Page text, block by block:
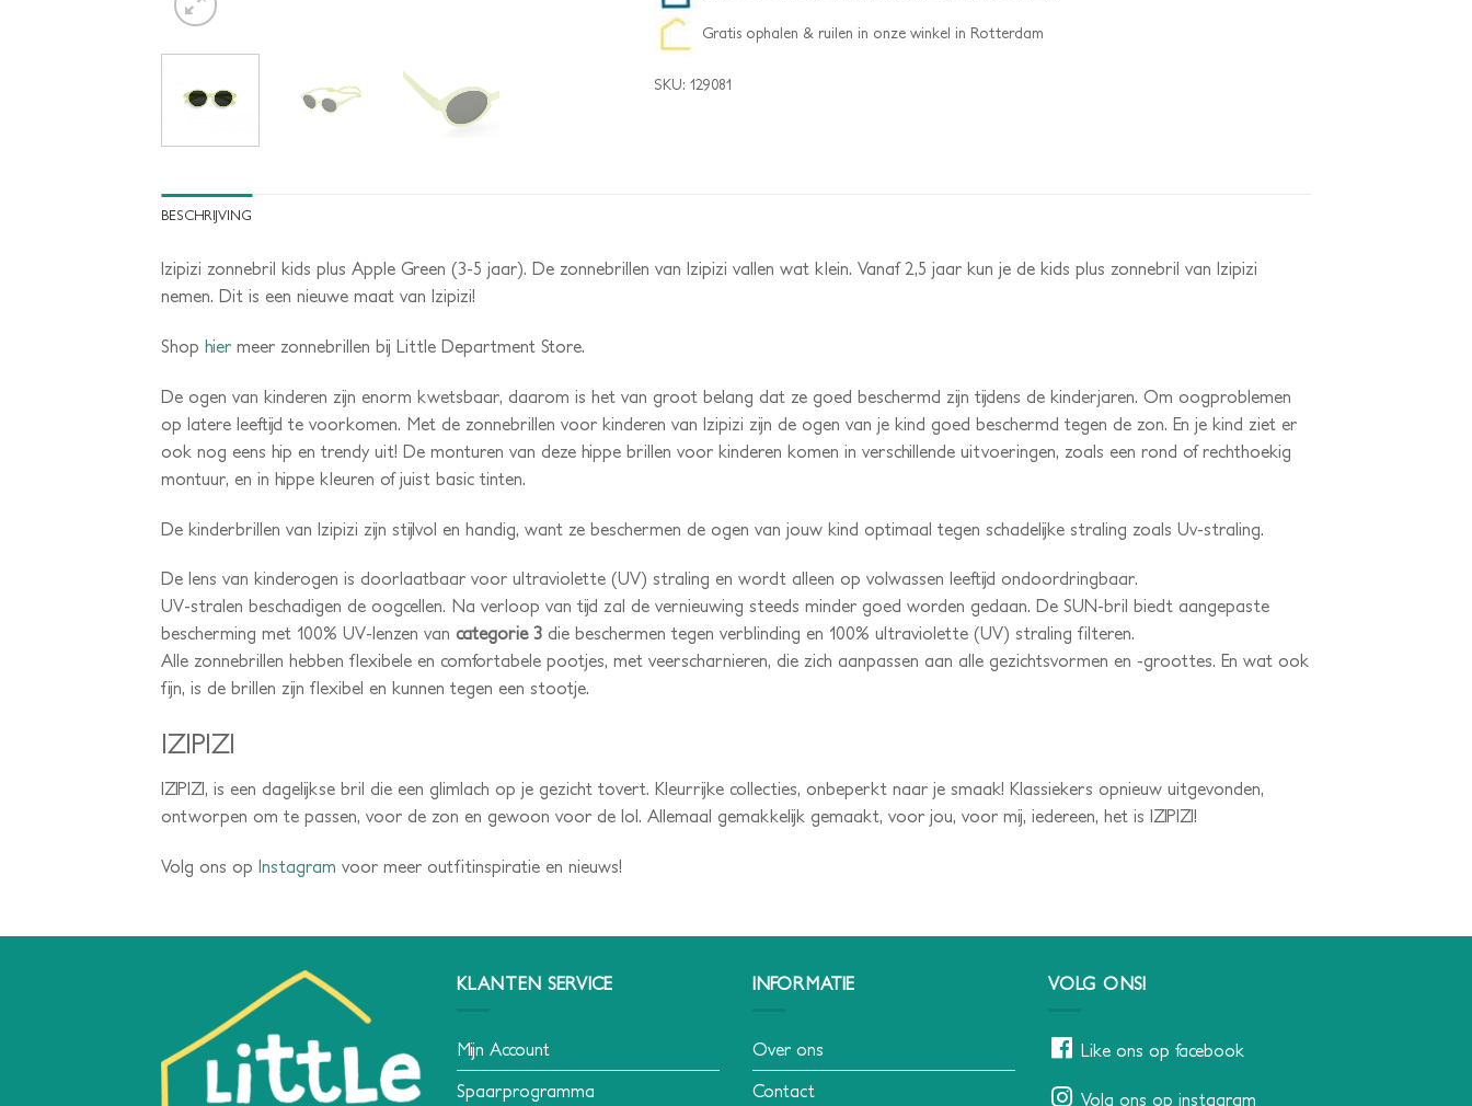
Gratis ophalen & ruilen in onze winkel in Rotterdam
SKU: 129081
BESCHRIJVING
Izipizi zonnebril kids plus Apple Green (3-5 jaar). De zonnebrillen van Izipizi vallen wat klein. Vanaf 2,5 jaar kun je de kids plus zonnebril van Izipizi
nemen. Dit is een nieuwe maat van Izipizi!
Shop hier meer zonnebrillen bij Little Department Store.
De ogen van kinderen zijn enorm kwetsbaar, daarom is het van groot belang dat ze goed beschermd zijn tijdens de kinderjaren. Om oogproblemen
op latere leeftijd te voorkomen. Met de zonnebrillen voor kinderen van Izipizi zijn de ogen van je kind goed beschermd tegen de zon. En je kind ziet er
ook nog eens hip en trendy uit! De monturen van deze hippe brillen voor kinderen komen in verschillende uitvoeringen, zoals een rond of rechthoekig
montuur, en in hippe kleuren of juist basic tinten.
De kinderbrillen van Izipizi zijn stijlvol en handig, want ze beschermen de ogen van jouw kind optimaal tegen schadelijke straling zoals Uv-straling.
De lens van kinderogen is doorlaatbaar voor ultraviolette (UV) straling en wordt alleen op volwassen leeftijd ondoordringbaar.
UV-stralen beschadigen de oogcellen. Na verloop van tijd zal de vernieuwing steeds minder goed worden gedaan. De SUN-bril biedt aangepaste
bescherming met 100% UV-lenzen van categorie 3 die beschermen tegen verblinding en 100% ultraviolette (UV) straling filteren.
Alle zonnebrillen hebben flexibele en comfortabele pootjes, met veerscharnieren, die zich aanpassen aan alle gezichtsvormen en -groottes. En wat ook
fijn, is de brillen zijn flexibel en kunnen tegen een stootje.
IZIPIZI
IZIPIZI, is een dagelijkse bril die een glimlach op je gezicht tovert. Kleurrijke collecties, onbeperkt naar je smaak! Klassiekers opnieuw uitgevonden,
ontworpen om te passen, voor de zon en gewoon voor de lol. Allemaal gemakkelijk gemaakt, voor jou, voor mij, iedereen, het is IZIPIZI!
Volg ons op Instagram voor meer outfitinspiratie en nieuws!
KLANTEN SERVICE
Mijn Account
Spaarprogramma
INFORMATIE
Over ons
Contact
VOLG ONS!
Like ons op facebook
Volg ons op instagram